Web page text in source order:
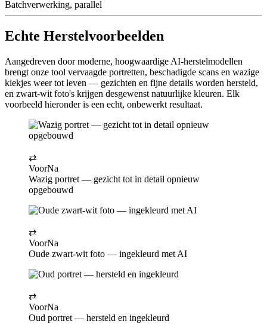
Batchverwerking, parallel
Echte Herstelvoorbeelden
Aangedreven door moderne, hoogwaardige AI-herstelmodellen
brengt onze tool vervaagde portretten, beschadigde scans en wazige
kiekjes weer tot leven — gezichten en fijne details worden hersteld,
en zwart-wit foto's krijgen desgewenst natuurlijke kleuren. Elk
voorbeeld hieronder is een echt, onbewerkt resultaat.
⇄
VoorNa
Wazig portret — gezicht tot in detail opnieuw
opgebouwd
⇄
VoorNa
Oude zwart-wit foto — ingekleurd met AI
⇄
VoorNa
Oud portret — hersteld en ingekleurd